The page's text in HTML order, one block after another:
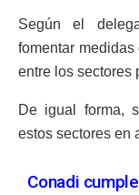
Según el
fomentar
entre los sectores
De igual forma,
estos sectores en
Conadi